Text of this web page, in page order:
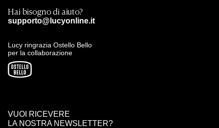
Hai bisogno di aiuto?
supporto@lucyonline.it
Lucy ringrazia Ostello Bello
per la collaborazione
VUOI RICEVERE
LA NOSTRA NEWSLETTER?